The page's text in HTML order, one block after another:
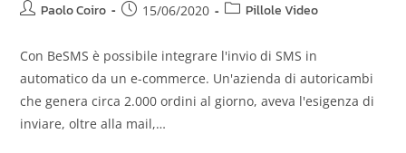
Paolo Coiro 15/06/2020 Pillole Video
Con BeSMS è possibile integrare l'invio di SMS in
automatico da un e-commerce. Un'azienda di autoricambi
che genera circa 2.000 ordini al giorno, aveva l'esigenza di
inviare, oltre alla mail,…